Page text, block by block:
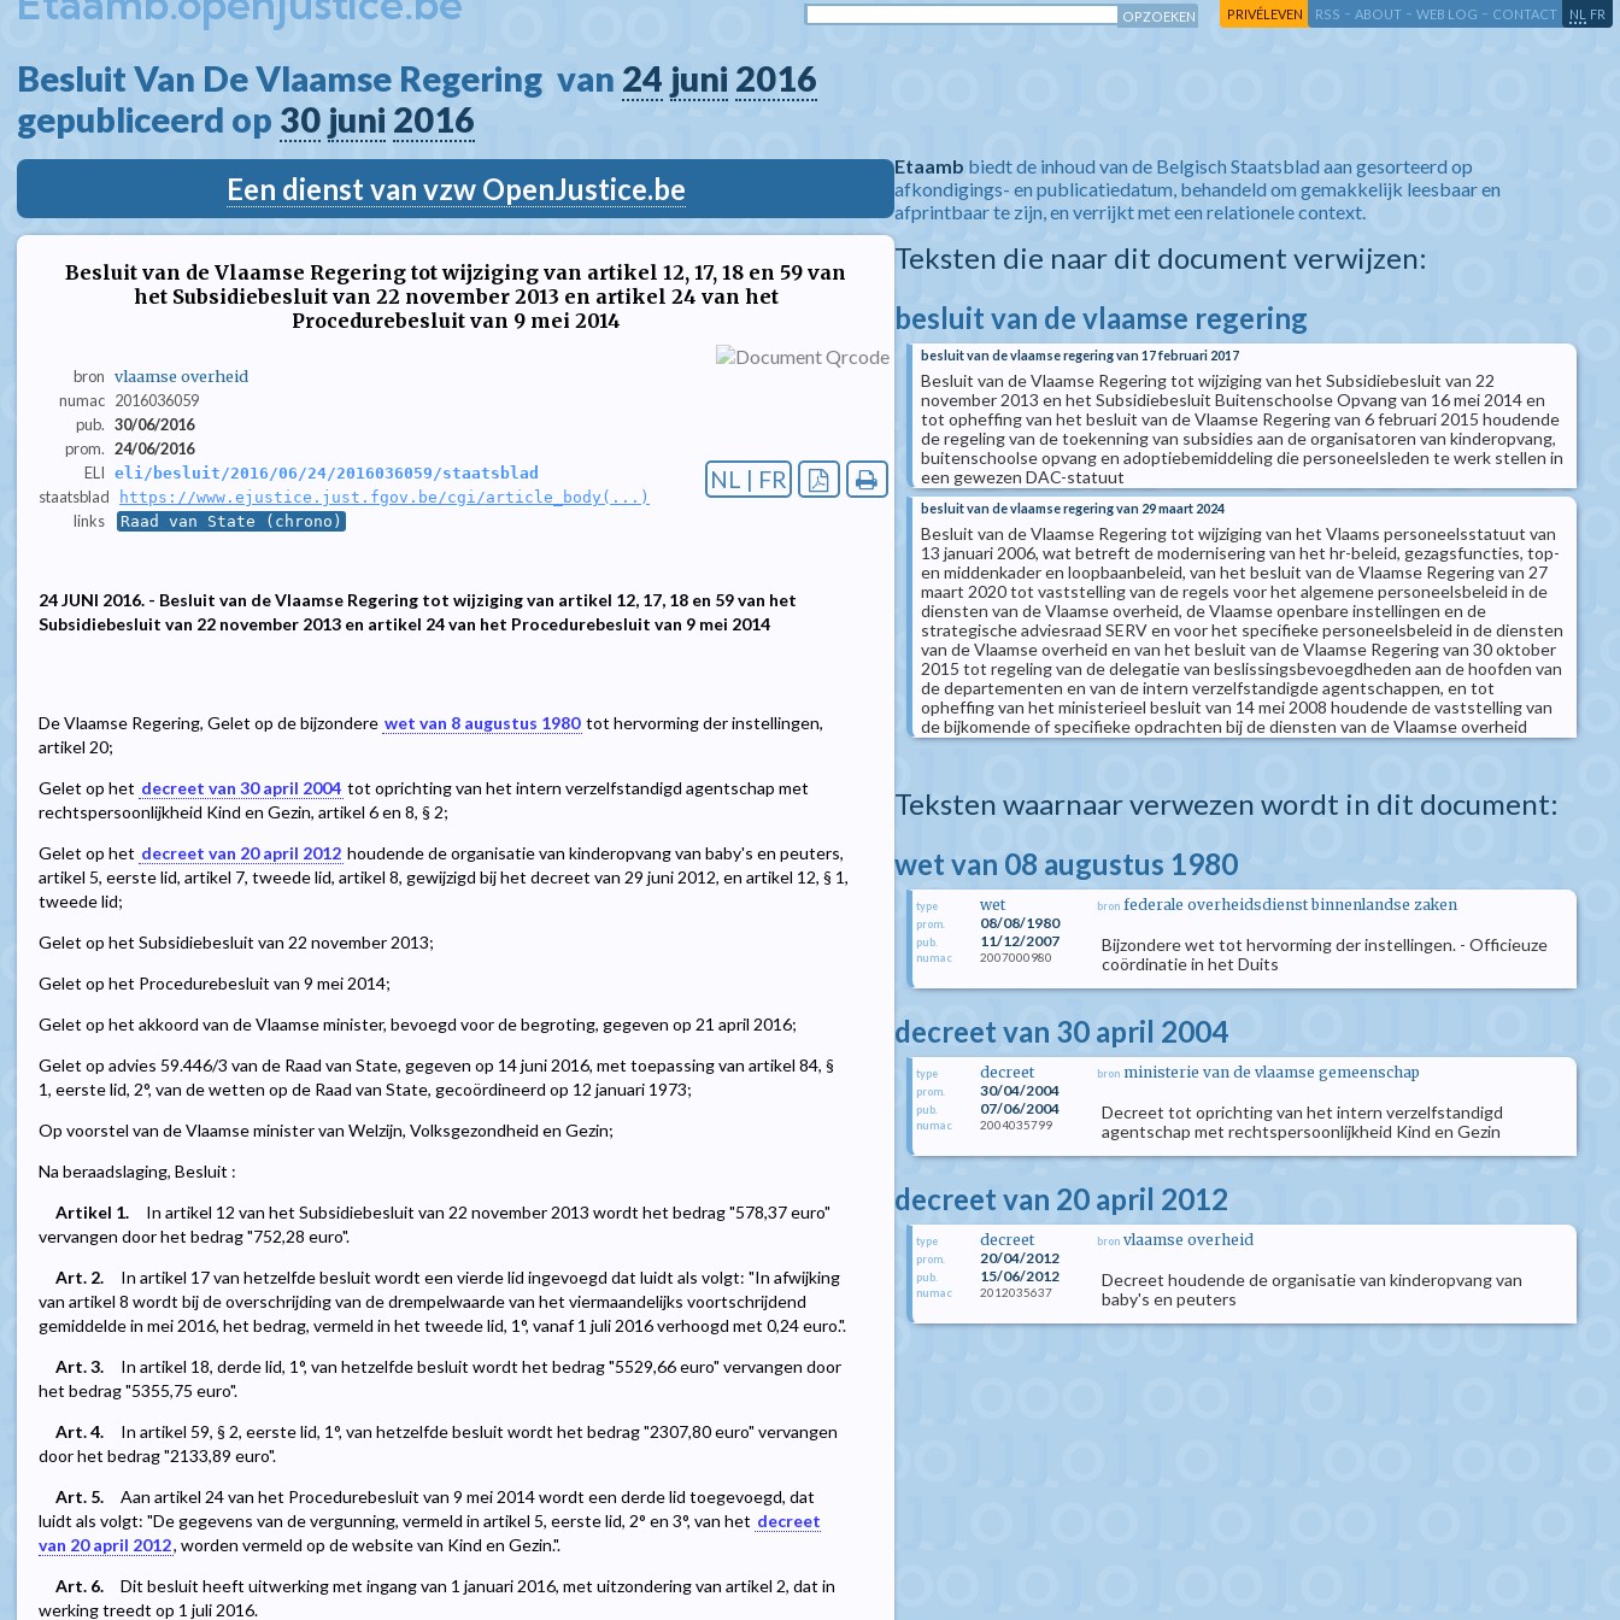
PRIVÉLEVEN RSS - ABOUT - WEB LOG - CONTACT NL FR
Besluit Van De Vlaamse Regering  van 24 juni 2016
gepubliceerd op 30 juni 2016
Een dienst van vzw OpenJustice.be
Besluit van de Vlaamse Regering tot wijziging van artikel 12, 17, 18 en 59 van
het Subsidiebesluit van 22 november 2013 en artikel 24 van het
Procedurebesluit van 9 mei 2014
bron vlaamse overheid
numac 2016036059
pub. 30/06/2016
prom. 24/06/2016
ELI eli/besluit/2016/06/24/2016036059/staatsblad
staatsblad https://www.ejustice.just.fgov.be/cgi/article_body(...)
links Raad van State (chrono)
NL | FR
24 JUNI 2016. - Besluit van de Vlaamse Regering tot wijziging van artikel 12, 17, 18 en 59 van het
Subsidiebesluit van 22 november 2013 en artikel 24 van het Procedurebesluit van 9 mei 2014
De Vlaamse Regering, Gelet op de bijzondere wet van 8 augustus 1980 tot hervorming der instellingen,
artikel 20;
Gelet op het decreet van 30 april 2004 tot oprichting van het intern verzelfstandigd agentschap met
rechtspersoonlijkheid Kind en Gezin, artikel 6 en 8, § 2;
Gelet op het decreet van 20 april 2012 houdende de organisatie van kinderopvang van baby's en peuters,
artikel 5, eerste lid, artikel 7, tweede lid, artikel 8, gewijzigd bij het decreet van 29 juni 2012, en artikel 12, § 1,
tweede lid;
Gelet op het Subsidiebesluit van 22 november 2013;
Gelet op het Procedurebesluit van 9 mei 2014;
Gelet op het akkoord van de Vlaamse minister, bevoegd voor de begroting, gegeven op 21 april 2016;
Gelet op advies 59.446/3 van de Raad van State, gegeven op 14 juni 2016, met toepassing van artikel 84, §
1, eerste lid, 2°, van de wetten op de Raad van State, gecoördineerd op 12 januari 1973;
Op voorstel van de Vlaamse minister van Welzijn, Volksgezondheid en Gezin;
Na beraadslaging, Besluit :
Artikel 1.
In artikel 12 van het Subsidiebesluit van 22 november 2013 wordt het bedrag "578,37 euro"
vervangen door het bedrag "752,28 euro".
Art. 2.
In artikel 17 van hetzelfde besluit wordt een vierde lid ingevoegd dat luidt als volgt: "In afwijking
van artikel 8 wordt bij de overschrijding van de drempelwaarde van het viermaandelijks voortschrijdend
gemiddelde in mei 2016, het bedrag, vermeld in het tweede lid, 1°, vanaf 1 juli 2016 verhoogd met 0,24 euro.".
Art. 3.
In artikel 18, derde lid, 1°, van hetzelfde besluit wordt het bedrag "5529,66 euro" vervangen door
het bedrag "5355,75 euro".
Art. 4.
In artikel 59, § 2, eerste lid, 1°, van hetzelfde besluit wordt het bedrag "2307,80 euro" vervangen
door het bedrag "2133,89 euro".
Art. 5.
Aan artikel 24 van het Procedurebesluit van 9 mei 2014 wordt een derde lid toegevoegd, dat
luidt als volgt: "De gegevens van de vergunning, vermeld in artikel 5, eerste lid, 2° en 3°, van het decreet
van 20 april 2012, worden vermeld op de website van Kind en Gezin.".
Art. 6.
Dit besluit heeft uitwerking met ingang van 1 januari 2016, met uitzondering van artikel 2, dat in
werking treedt op 1 juli 2016.
Etaamb biedt de inhoud van de Belgisch Staatsblad aan gesorteerd op
afkondigings- en publicatiedatum, behandeld om gemakkelijk leesbaar en
afprintbaar te zijn, en verrijkt met een relationele context.
Teksten die naar dit document verwijzen:
besluit van de vlaamse regering
besluit van de vlaamse regering van 17 februari 2017
Besluit van de Vlaamse Regering tot wijziging van het Subsidiebesluit van 22
november 2013 en het Subsidiebesluit Buitenschoolse Opvang van 16 mei 2014 en
tot opheffing van het besluit van de Vlaamse Regering van 6 februari 2015 houdende
de regeling van de toekenning van subsidies aan de organisatoren van kinderopvang,
buitenschoolse opvang en adoptiebemiddeling die personeelsleden te werk stellen in
een gewezen DAC-statuut
besluit van de vlaamse regering van 29 maart 2024
Besluit van de Vlaamse Regering tot wijziging van het Vlaams personeelsstatuut van
13 januari 2006, wat betreft de modernisering van het hr-beleid, gezagsfuncties, top-
en middenkader en loopbaanbeleid, van het besluit van de Vlaamse Regering van 27
maart 2020 tot vaststelling van de regels voor het algemene personeelsbeleid in de
diensten van de Vlaamse overheid, de Vlaamse openbare instellingen en de
strategische adviesraad SERV en voor het specifieke personeelsbeleid in de diensten
van de Vlaamse overheid en van het besluit van de Vlaamse Regering van 30 oktober
2015 tot regeling van de delegatie van beslissingsbevoegdheden aan de hoofden van
de departementen en van de intern verzelfstandigde agentschappen, en tot
opheffing van het ministerieel besluit van 14 mei 2008 houdende de vaststelling van
de bijkomende of specifieke opdrachten bij de diensten van de Vlaamse overheid
Teksten waarnaar verwezen wordt in dit document:
wet van 08 augustus 1980
type wet
prom. 08/08/1980
pub. 11/12/2007
numac 2007000980
bron federale overheidsdienst binnenlandse zaken
Bijzondere wet tot hervorming der instellingen. - Officieuze
coördinatie in het Duits
decreet van 30 april 2004
type decreet
prom. 30/04/2004
pub. 07/06/2004
numac 2004035799
bron ministerie van de vlaamse gemeenschap
Decreet tot oprichting van het intern verzelfstandigd
agentschap met rechtspersoonlijkheid Kind en Gezin
decreet van 20 april 2012
type decreet
prom. 20/04/2012
pub. 15/06/2012
numac 2012035637
bron vlaamse overheid
Decreet houdende de organisatie van kinderopvang van
baby's en peuters